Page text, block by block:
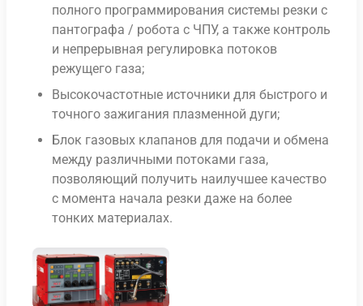
полного программирования системы резки с
пантографа / робота с ЧПУ, а также контроль
и непрерывная регулировка потоков
режущего газа;
Высокочастотные источники для быстрого и
точного зажигания плазменной дуги;
Блок газовых клапанов для подачи и обмена
между различными потоками газа,
позволяющий получить наилучшее качество
с момента начала резки даже на более
тонких материалах.